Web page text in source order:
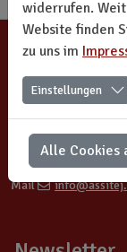
ASSITEJ
Am Schrägen Weg 20
Liechtenstein
Telefon+423 787 99
Mail
widerrufen.
Website finden
zu uns im
Einstellungen
Alle Cookies